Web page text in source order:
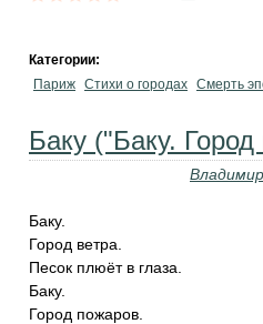
Категории:
Париж Стихи о городах Смерть
Баку ("Баку. Город
Баку.
Город ветра.
Песок плюёт в глаза.
Баку.
Город пожаров.